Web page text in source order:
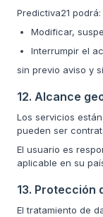
Predictiva21 podrá:
Modificar,
Interrumpir el
sin previo aviso y
12. Alcance
Los servicios
pueden ser
El usuario es
aplicable en su
13. Protección
El tratamiento de